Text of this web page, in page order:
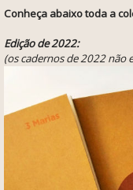
Conheça abaixo toda a
Edição de 2022:
(os cadernos de 2022 não